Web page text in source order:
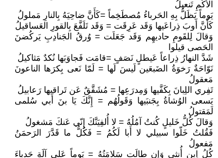
الأُكُمِ تَنعيلُ
يَوماً يَظَلُّ بِهِ الحَرباءُ مُصطَخِماً =كَأَنَّ ضاحِيَهُ بِالنارِ مَملولُ
كَأَنَّ أَوبَ ذِراعَيها وَقَد عَرِقَت = وَقَد تَلَفَّعَ بِالقورِ العَساقيلُ
وَقالَ لِلقَومِ حاديهِم وَقَد جَعَلَت = وُرقُ الجَنادِبِ يَركُضنَ
الحَصى قيلوا
شَدَّ النهارُ ذِراعاً عَيطلٍ نَصَفٍ =قامَت فَجاوَبَها نُكدٌ مَثاكيلُ
نَوّاحَةٌ رَخوَةُ الضَبعَين لَيسَ لَها = لَمّا نَعى بِكرَها الناعونَ
مَعقولُ
تَفِري اللِبانَ بِكَفَّيها وَمِدرَعِها = مُشَقَّقٌ عَن تَراقيها رَعابيلُ
يَسعى الوُشاةُ بِجَنبَيها وَقَولُهُم = إِنَّكَ يَا بنَ أَبي سُلمى
لَمَقتولُ
وَقالَ كُلُّ خَليلٍ كُنتُ آمُلُهُ = لا أُلفِيَنَّكَ إِنّي عَنكَ مَشغولُ
فَقُلتُ خَلّوا سبيلي لا أَبا لَكُمُ = فَكُلُّ ما قَدَّرَ الرَحمَنُ
مَفعولُ
كُلُ اِبنِ أُنثى وَإِن طالَت سَلامَتُهُ = يَوماً عَلى آلَةٍ حَدباءَ